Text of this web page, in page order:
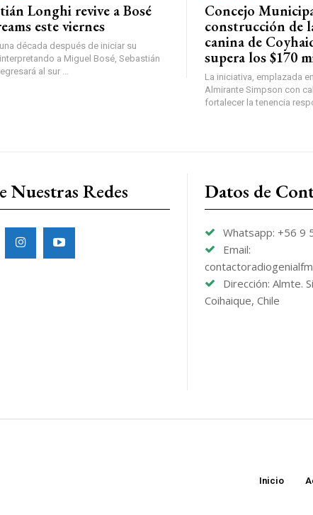
Longhi revive a Bosé
este viernes
década después de iniciar su
a Miguel Bosé, Sebastián
al sur ...
Concejo
construcción de
canina de
supera los $170
La iniciativa, emplazada
Almirante Simpson con
fortalecer la tenencia
Nuestras Redes Datos de
Whatsapp: +56 9
Email:
Dirección: Almte.
Coihaique, Chile
Inicio